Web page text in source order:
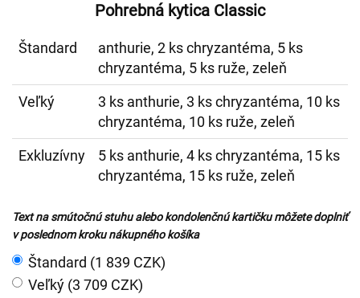
Pohrebná kytica Classic
Štandard
anthurie, 2 ks chryzantéma, 5 ks
chryzantéma, 5 ks ruže, zeleň
Veľký
3 ks anthurie, 3 ks chryzantéma, 10 ks
chryzantéma, 10 ks ruže, zeleň
Exkluzívny
5 ks anthurie, 4 ks chryzantéma, 15 ks
chryzantéma, 15 ks ruže, zeleň
Text na smútočnú stuhu alebo kondolenčnú kartičku môžete doplniť
v poslednom kroku nákupného košíka
Štandard (1 839 CZK)
Veľký (3 709 CZK)